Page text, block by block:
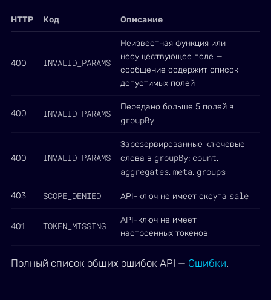
HTTP Код Описание
400 INVALID_PARAMS
Неизвестная функция или
несуществующее поле —
сообщение содержит список
допустимых полей
400 INVALID_PARAMS
Передано больше 5 полей в
groupBy
400 INVALID_PARAMS
Зарезервированные ключевые
слова в groupBy: count,
aggregates, meta, groups
403 SCOPE_DENIED API-ключ не имеет скоупа sale
401 TOKEN_MISSING
API-ключ не имеет
настроенных токенов
Полный список общих ошибок API — Ошибки.